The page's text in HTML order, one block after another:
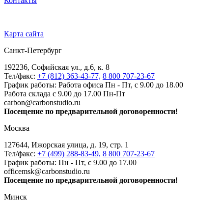
Карта сайта
Санкт-Петербург
192236, Софийская ул., д.6, к. 8
Тел/факс: +7 (812) 363-43-77, 8 800 707-23-67
График работы: Работа офиса Пн - Пт, с 9.00 до 18.00
Работа склада с 9.00 до 17.00 Пн-Пт
carbon@carbonstudio.ru
Посещение по предварительной договоренности!
Москва
127644, Ижорская улица, д. 19, стр. 1
Тел/факс: +7 (499) 288-83-49, 8 800 707-23-67
График работы: Пн - Пт, с 9.00 до 17.00
officemsk@carbonstudio.ru
Посещение по предварительной договоренности!
Минск